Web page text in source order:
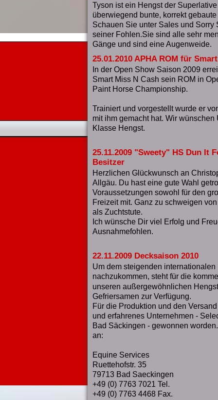
Tyson ist ein Hengst der
überwiegend bunte, korrekt
Schauen Sie unter Sales und Sorry
seiner Fohlen.Sie sind alle sehr
Gänge und sind eine Augenweide.
25.01.2010 APHA ROM für
In der Open Show Saison 2009
Smart Miss N Cash sein ROM in
Paint Horse Championship.
Trainiert und vorgestellt wurde er
mit ihm gemacht hat. Wir
Klasse Hengst.
25.11.2009 "Sweety" HS Dun It
Besitzer
Herzlichen Glückwunsch an
Allgäu. Du hast eine gute Wahl
Voraussetzungen sowohl für den
Freizeit mit. Ganz zu schweigen
als Zuchtstute.
Ich wünsche Dir viel Erfolg und
Ausnahmefohlen.
22.11.2009 Decksaison 2010
Um dem steigenden internationalen
nachzukommen, steht für die
unseren außergewöhnlichen
Gefriersamen zur Verfügung.
Für die Produktion und den
und erfahrenes Unternehmen -
Bad Säckingen - gewonnen
an:
Equine Services
Ruettehofstr. 35
79713 Bad Saeckingen
+49 (0) 7763 7021 Tel.
+49 (0) 7763 4468 Fax.